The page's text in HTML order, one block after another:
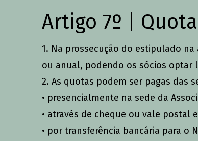
Artigo 7º |
1. Na prossecução do estipulado
ou anual, podendo os sócios optar
2. As quotas podem ser pagas das
• presencialmente na sede da
• através de cheque ou vale postal
• por transferência bancária para o